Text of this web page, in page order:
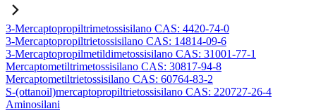
3-Mercaptopropiltrimetossisilano CAS: 4420-74-0
3-Mercaptopropiltrietossisilano CAS: 14814-09-6
3-Mercaptopropilmetildimetossisilano CAS: 31001-77-1
Mercaptometiltrimetossisilano CAS: 30817-94-8
Mercaptometiltrietossisilano CAS: 60764-83-2
S-(ottanoil)mercaptopropiltrietossisilano CAS: 220727-26-4
Aminosilani